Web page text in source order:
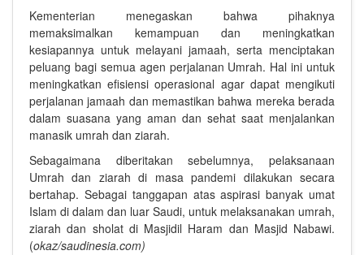
Kementerian menegaskan bahwa pihaknya
memaksimalkan kemampuan dan meningkatkan
kesiapannya untuk melayani jamaah, serta menciptakan
peluang bagi semua agen perjalanan Umrah. Hal ini untuk
meningkatkan efisiensi operasional agar dapat mengikuti
perjalanan jamaah dan memastikan bahwa mereka berada
dalam suasana yang aman dan sehat saat menjalankan
manasik umrah dan ziarah.
Sebagaimana diberitakan sebelumnya, pelaksanaan
Umrah dan ziarah di masa pandemi dilakukan secara
bertahap. Sebagai tanggapan atas aspirasi banyak umat
Islam di dalam dan luar Saudi, untuk melaksanakan umrah,
ziarah dan sholat di Masjidil Haram dan Masjid Nabawi.
(okaz/saudinesia.com)